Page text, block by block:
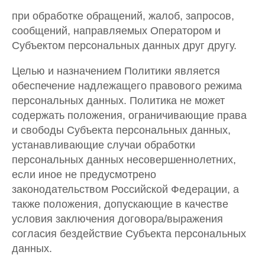
при обработке обращений, жалоб, запросов,
сообщений, направляемых Оператором и
Субъектом персональных данных друг другу.
Целью и назначением Политики является
обеспечение надлежащего правового режима
персональных данных. Политика не может
содержать положения, ограничивающие права
и свободы Субъекта персональных данных,
устанавливающие случаи обработки
персональных данных несовершеннолетних,
если иное не предусмотрено
законодательством Российской Федерации, а
также положения, допускающие в качестве
условия заключения договора/выражения
согласия бездействие Субъекта персональных
данных.